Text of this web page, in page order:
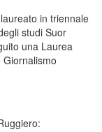
in triennale
studi Suor
una Laurea